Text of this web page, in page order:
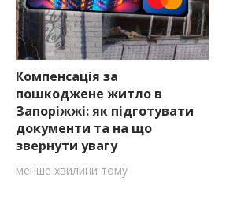
Компенсація за
пошкоджене житло в
Запоріжжі: як підготувати
документи та на що
звернути увагу
менше хвилини тому